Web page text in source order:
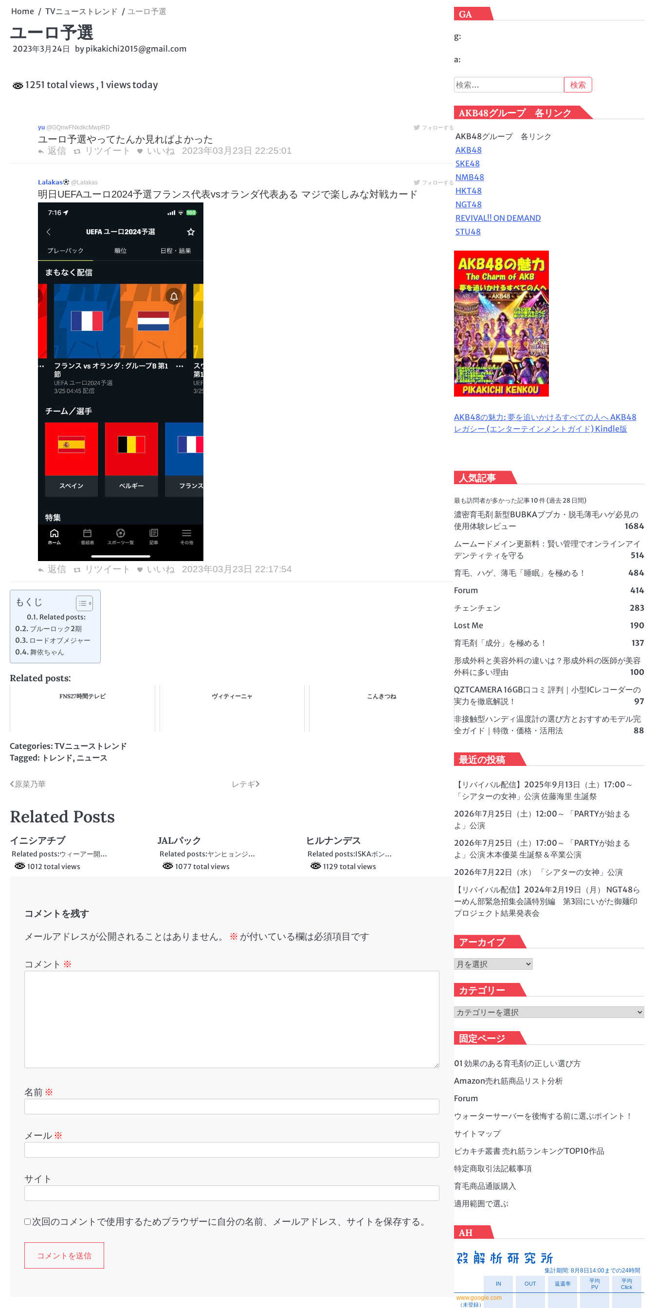
Home TVニューストレンド ユーロ予選
ユーロ予選
2023年3月24日 by pikakichi2015@gmail.com
1251 total views, 1 views today
yu @GQnwFNkdkcMwpRD フォローする
ユーロ予選やってたんか見ればよかった
返信 リツイート いいね 2023年03月23日 22:25:01
𝗟𝗮𝗹𝗮𝗸𝗮𝘀 @LaIakas フォローする
明日UEFAユーロ2024予選フランス代表vsオランダ代表ある マジで楽しみな対戦カード
返信 リツイート いいね 2023年03月23日 22:17:54
もくじ
Related posts:
ブルーロック2期
ロードオブメジャー
舞依ちゃん
Related posts:
FNS27時間テレビ ヴィティーニャ こんきつね
Categories: TVニューストレンド
Tagged: トレンド, ニュース
投
ナ
ビ
ゲ
ー
原菜乃華 レテギ
Related Posts
イニシアチブ
Related posts:ウィーアー開…
1012 total views
JALパック
Related posts:ヤンヒョンジ…
1077 total views
ヒルナンデス
Related posts:ISKAボン…
1129 total views
コメントを残す
メールアドレスが公開されることはありません。
※ が付いている欄は必須項目です
コメント ※
名前 ※
メール ※
サイト
次回のコメントで使用するためブラウザーに自分の名前、メールアドレス、サイトを保存する。
GA
g:
a:
検
索:
AKB48グループ 各リンク
AKB48グループ 各リンク
AKB48
SKE48
NMB48
HKT48
NGT48
REVIVAL!! ON DEMAND
STU48
AKB48の魅力: 夢を追いかけるすべての人へ AKB48
レガシー (エンターテインメントガイド) Kindle版
人気記事
最も訪問者が多かった記事 10 件 (過去 28 日間)
濃密育毛剤 新型BUBKAブブカ・脱毛薄毛ハゲ必見の
使用体験レビュー
1684
ムームードメイン更新料：賢い管理でオンラインアイ
デンティティを守る
514
育毛、ハゲ、薄毛「睡眠」を極める！
484
Forum
414
チェンチェン
283
Lost Me
190
育毛剤「成分」を極める！
137
形成外科と美容外科の違いは？形成外科の医師が美容
外科に多い理由
100
QZTCAMERA 16GB口コミ 評判｜小型ICレコーダーの
実力を徹底解説！
97
非接触型ハンディ温度計の選び方とおすすめモデル完
全ガイド｜特徴・価格・活用法
88
最近の投稿
【リバイバル配信】2025年9月13日（土）17:00～
「シアターの女神」公演 佐藤海里 生誕祭
2026年7月25日（土）12:00～ 「PARTYが始まる
よ」公演
2026年7月25日（土）17:00～ 「PARTYが始まる
よ」公演 木本優菜 生誕祭＆卒業公演
2026年7月22日（水） 「シアターの女神」公演
【リバイバル配信】2024年2月19日（月） NGT48ら
ーめん部緊急招集会議特別編 第3回にいがた御麺印
プロジェクト結果発表会
アーカイブ
ア
カ
イ
ブ
カテゴリー
カ
ゴ
リ
ー
固定ページ
01 効果のある育毛剤の正しい選び方
Amazon売れ筋商品リスト分析
Forum
ウォーターサーバーを後悔する前に選ぶポイント！
サイトマップ
ピカキチ叢書 売れ筋ランキングTOP10作品
特定商取引法記載事項
育毛商品通販購入
適用範囲で選ぶ
AH